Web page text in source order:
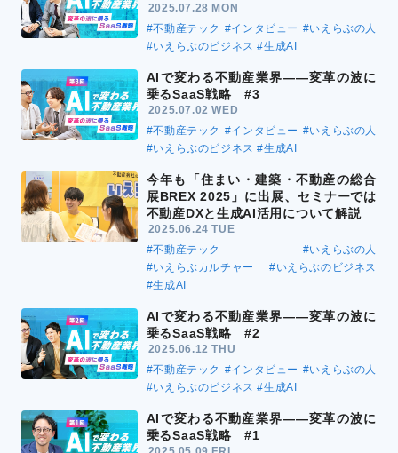
2025.07.28 MON
#不動産テック #インタビュー #いえらぶの人
#いえらぶのビジネス #生成AI
AIで変わる不動産業界――変革の波に
乗るSaaS戦略 #3
2025.07.02 WED
#不動産テック #インタビュー #いえらぶの人
#いえらぶのビジネス #生成AI
今年も「住まい・建築・不動産の総合
展BREX 2025」に出展、セミナーでは
不動産DXと生成AI活用について解説
2025.06.24 TUE
#不動産テック
#いえらぶの人
#いえらぶカルチャー
#いえらぶのビジネス
#生成AI
AIで変わる不動産業界――変革の波に
乗るSaaS戦略 #2
2025.06.12 THU
#不動産テック #インタビュー #いえらぶの人
#いえらぶのビジネス #生成AI
AIで変わる不動産業界――変革の波に
乗るSaaS戦略 #1